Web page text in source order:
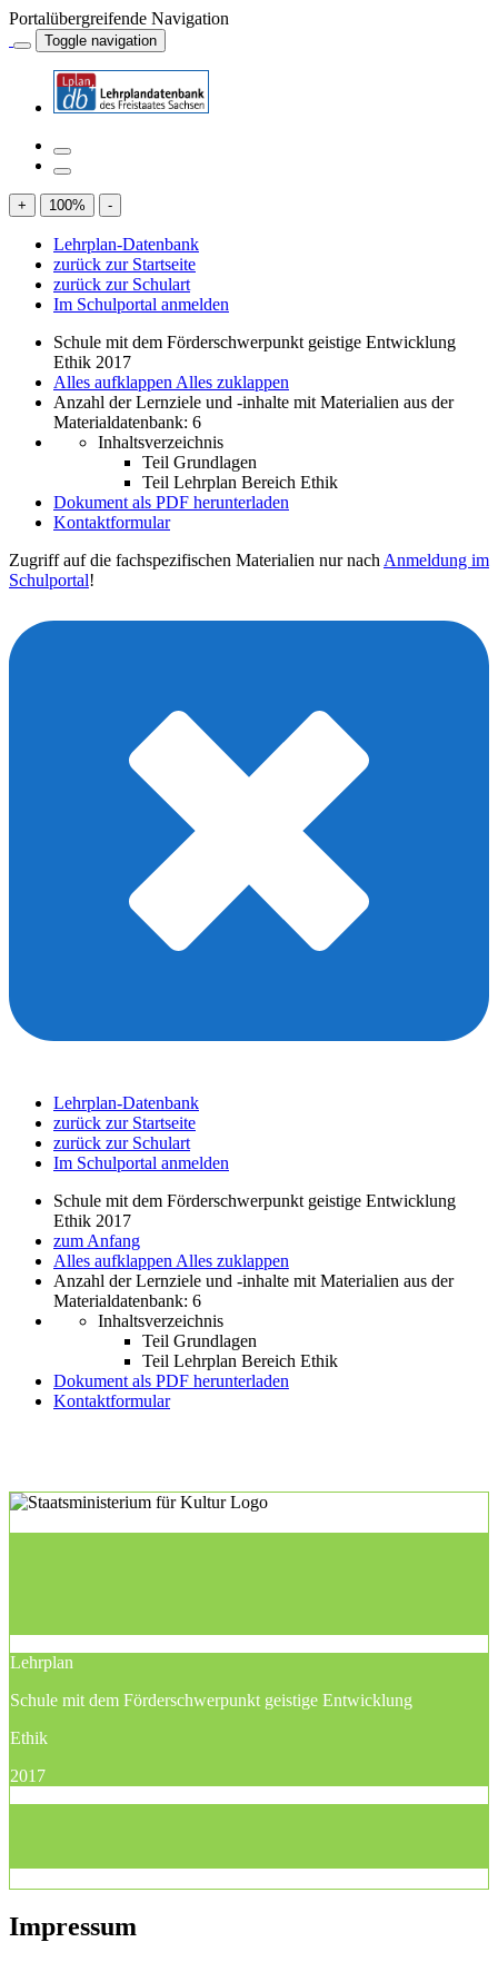
Portalübergreifende Navigation
Toggle navigation
+ 100% -
Lehrplan-Datenbank
zurück zur Startseite
zurück zur Schulart
Im Schulportal anmelden
Schule mit dem Förderschwerpunkt geistige Entwicklung
Ethik 2017
Alles aufklappen Alles zuklappen
Anzahl der Lernziele und -inhalte mit Materialien aus der
Materialdatenbank: 6
Inhaltsverzeichnis
Teil Grundlagen
Teil Lehrplan Bereich Ethik
Dokument als PDF herunterladen
Kontaktformular
Zugriff auf die fachspezifischen Materialien nur nach Anmeldung im
Schulportal!
Lehrplan-Datenbank
zurück zur Startseite
zurück zur Schulart
Im Schulportal anmelden
Schule mit dem Förderschwerpunkt geistige Entwicklung
Ethik 2017
zum Anfang
Alles aufklappen Alles zuklappen
Anzahl der Lernziele und -inhalte mit Materialien aus der
Materialdatenbank: 6
Inhaltsverzeichnis
Teil Grundlagen
Teil Lehrplan Bereich Ethik
Dokument als PDF herunterladen
Kontaktformular
Lehrplan
Schule mit dem Förderschwerpunkt geistige Entwicklung
Ethik
2017
Impressum